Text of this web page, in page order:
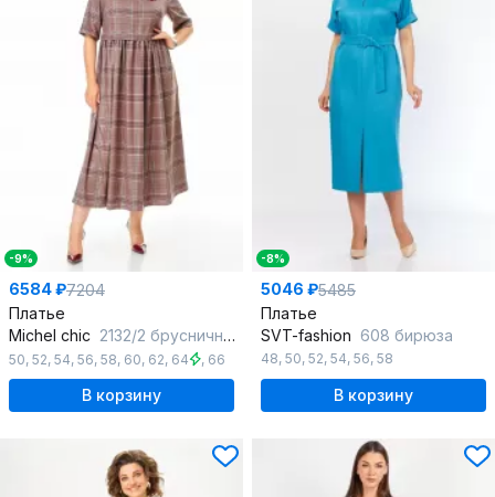
-9%
6584 ₽7204
Платье
Michel chic 2132/2 брусничный_клетка
50, 52, 54, 56, 58, 60, 62, 64 , 66
В корзину
-8%
5046 ₽5485
Платье
SVT-fashion 608 бирюза
48, 50, 52, 54, 56, 58
В корзину